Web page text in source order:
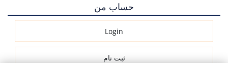
حساب من
Login
ثبت نام